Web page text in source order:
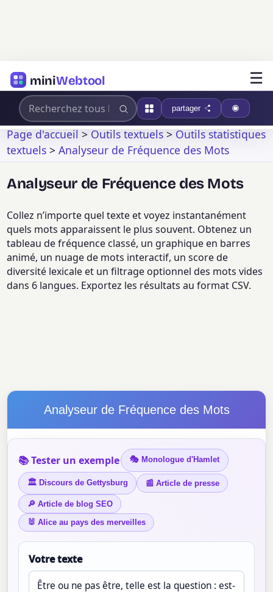
miniWebtool ☰
partager
Page d'accueil>Outils textuels>Outils statistiques
textuels >Analyseur de Fréquence des Mots
Analyseur de Fréquence des Mots
Collez n’importe quel texte et voyez instantanément
quels mots apparaissent le plus souvent. Obtenez un
tableau de fréquence classé, un graphique en barres
animé, un nuage de mots interactif, un score de
diversité lexicale et un filtrage optionnel des mots vides
dans 6 langues. Exportez les résultats au format CSV.
Analyseur de Fréquence des Mots
📚 Tester un exemple 🎭 Monologue d'Hamlet
🏛 Discours de Gettysburg 📰 Article de presse
🔎 Article de blog SEO
🐰 Alice au pays des merveilles
Votre texte